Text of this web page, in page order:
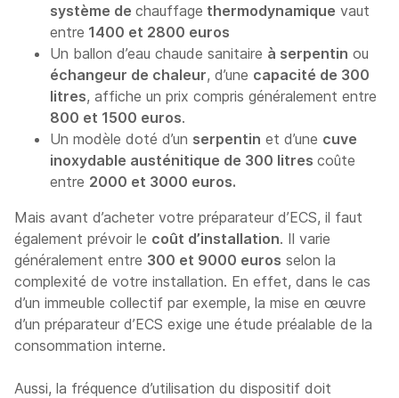
système de chauffage thermodynamique vaut
entre 1400 et 2800 euros
Un ballon d’eau chaude sanitaire à serpentin ou
échangeur de chaleur, d’une capacité de 300
litres, affiche un prix compris généralement entre
800 et 1500 euros.
Un modèle doté d’un serpentin et d’une cuve
inoxydable austénitique de 300 litres coûte
entre 2000 et 3000 euros.
Mais avant d’acheter votre préparateur d’ECS, il faut
également prévoir le coût d’installation. Il varie
généralement entre 300 et 9000 euros selon la
complexité de votre installation. En effet, dans le cas
d’un immeuble collectif par exemple, la mise en œuvre
d’un préparateur d’ECS exige une étude préalable de la
consommation interne.
Aussi, la fréquence d’utilisation du dispositif doit